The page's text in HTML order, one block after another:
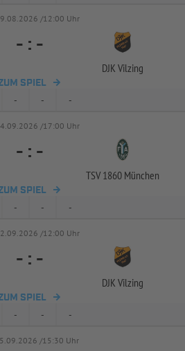
/12:00 Uhr
- : -
DJK Vilzing
SPIEL
- - -
/17:00 Uhr
- : -
TSV 1860 München
SPIEL
- - -
/12:00 Uhr
- : -
DJK Vilzing
SPIEL
- - -
/15:30 Uhr